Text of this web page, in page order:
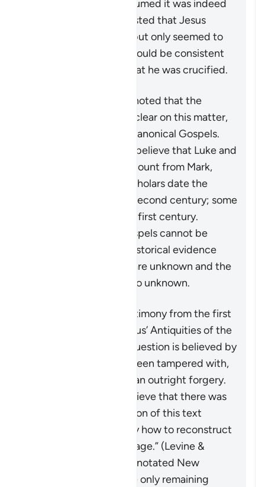
around would have assumed it was indeed
him. Some have suggested that Jesus
himself was put there but only seemed to
have died—this, too, would be consistent
with witness reports that he was crucified.
However, it should be noted that the
historical record is not clear on this matter,
certainly not the four Canonical Gospels.
Most critical historians believe that Luke and
Matthew took their account from Mark,
while the majority of scholars date the
Gospel of John to the second century; some
say the very end of the first century.
Furthermore, these gospels cannot be
regarded as decisive historical evidence
because their authors are unknown and the
authors’ sources are also unknown.
Another purported testimony from the first
century is from Josephus’ Antiquities of the
. The passage in question is believed by
all authorities to have been tampered with,
with some declaring it an outright forgery.
Those scholars who believe that there was
an original shorter version of this text
“disagree about exactly how to reconstruct
the original of the passage.” (Levine &
The Jewish Annotated New
, p. 576). The only remaining